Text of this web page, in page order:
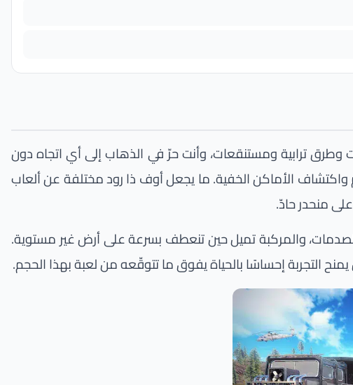
وطرق ترابية ومستنقعات، وأنت حرّ في الذهاب إلى أي اتجاه دون
الأماكن الخفية. ما يجعل أوف ذا رود مختلفة عن ألعاب
منحدر حادّ.
والمركبة تميل حين تنعطف بسرعة على أرض غير مستوية.
التجربة إحساسًا بالحياة يفوق ما تتوقّعه من لعبة بهذا الحجم.